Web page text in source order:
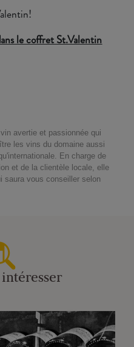
avertie et passionnée qui
les vins du domaine aussi
En charge de
et de la clientèle locale, elle
saura vous conseiller selon
le coffret St.Valentin
intéresser